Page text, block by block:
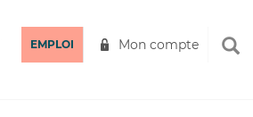
EMPLOI Mon compte